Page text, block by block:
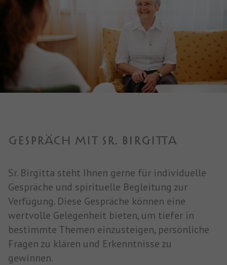
GESPRÄCH MIT SR. BIRGITTA
Sr. Birgitta steht Ihnen gerne für individuelle
Gespräche und spirituelle Begleitung zur
Verfügung. Diese Gespräche können eine
wertvolle Gelegenheit bieten, um tiefer in
bestimmte Themen einzusteigen, persönliche
Fragen zu klären und Erkenntnisse zu
gewinnen.